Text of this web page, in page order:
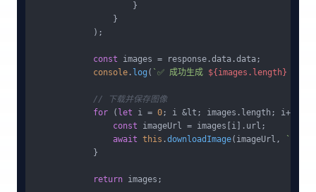
                    }
                }
            );
const images = response.data .data;
console . log ( `✅ 成功生成 ${images.length}
// 下载并保存图像
for ( let i = 0; i &lt; images. length ; i++) {
const imageUrl = images[i]. url ;
await this .downloadImage(imageUrl,
            }
return images;